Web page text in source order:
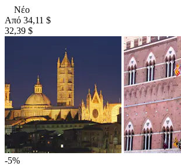
Νέο
Από 34,11 $
32,39 $
-5%